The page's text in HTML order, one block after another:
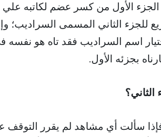
الجزء الأول من كسر عضم لكاتبه
للجزء الثاني المسمى السراديب؛
اسم السراديب فقد تاه هو نفسه
بجزئه الأول.
سألت أي مشاهد لم يقرر التوقف